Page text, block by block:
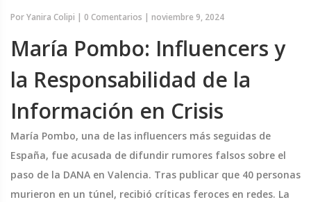
PorYanira Colipi | 0 Comentarios | noviembre 9, 2024
María Pombo: Influencers y
la Responsabilidad de la
Información en Crisis
María Pombo, una de las influencers más seguidas de
España, fue acusada de difundir rumores falsos sobre el
paso de la DANA en Valencia. Tras publicar que 40 personas
murieron en un túnel, recibió críticas feroces en redes. La